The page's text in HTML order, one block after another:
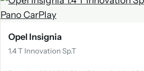
Opel Insignia
1.4 T Innovation Sp.T